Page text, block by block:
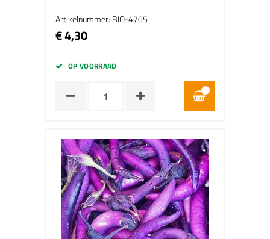
Artikelnummer: BIO-4705
€ 4,30
OP VOORRAAD